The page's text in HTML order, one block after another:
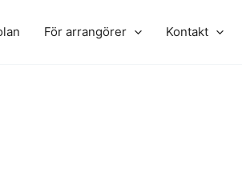
För arrangörer Kontakt